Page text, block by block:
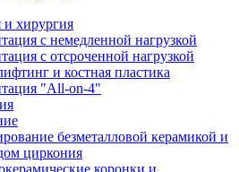
хирургия
с немедленной нагрузкой
с отсроченной нагрузкой
и костная пластика
"All-on-4"
безметалловой керамикой и
циркония
коронки и